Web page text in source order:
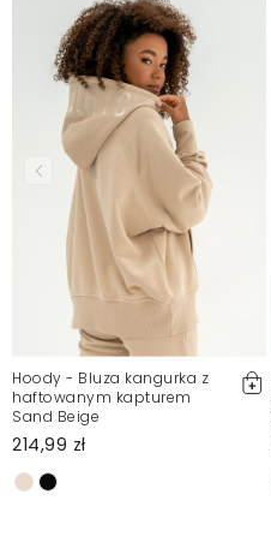
Hoody - Bluza kangurka z
haftowanym kapturem
Sand Beige
214,99 zł